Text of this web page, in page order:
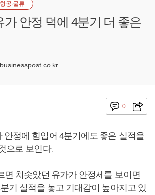
항공·물류
가 안정 덕에 4분기 더 좋은
0
안정에 힘입어 4분기에도 좋은 실적을
으로 보인다.
면 치솟았던 유가가 안정세를 보이면
기 실적을 놓고 기대감이 높아지고 있